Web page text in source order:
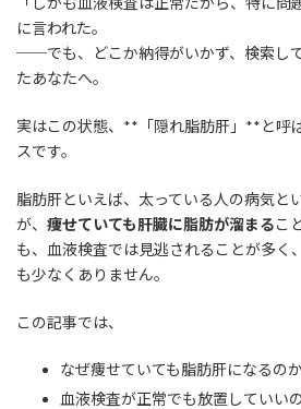
に言われた。
──でも、どこか納得がいかず、検索し
たあなたへ。
実はこの状態、**「隠れ脂肪肝」**と呼
スです。
脂肪肝といえば、太っている人の病気と
が、 痩せていても肝臓に脂肪が溜まるこ
も、血液検査では見逃されることが多く
も少なくありません。
この記事では、
なぜ痩せていても脂肪肝になるの
血液検査が正常でも放置していい